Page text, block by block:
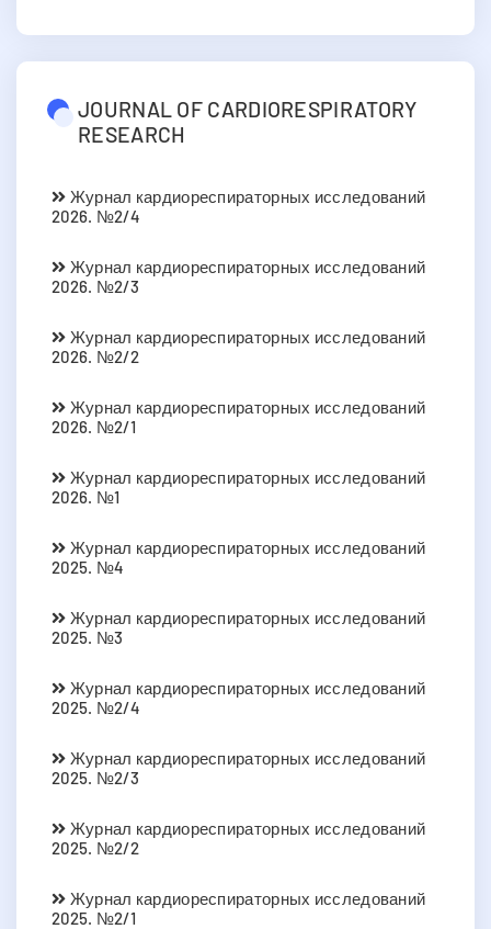
JOURNAL OF CARDIORESPIRATORY
RESEARCH
Журнал кардиореспираторных исследований
2026. №2/4
Журнал кардиореспираторных исследований
2026. №2/3
Журнал кардиореспираторных исследований
2026. №2/2
Журнал кардиореспираторных исследований
2026. №2/1
Журнал кардиореспираторных исследований
2026. №1
Журнал кардиореспираторных исследований
2025. №4
Журнал кардиореспираторных исследований
2025. №3
Журнал кардиореспираторных исследований
2025. №2/4
Журнал кардиореспираторных исследований
2025. №2/3
Журнал кардиореспираторных исследований
2025. №2/2
Журнал кардиореспираторных исследований
2025. №2/1